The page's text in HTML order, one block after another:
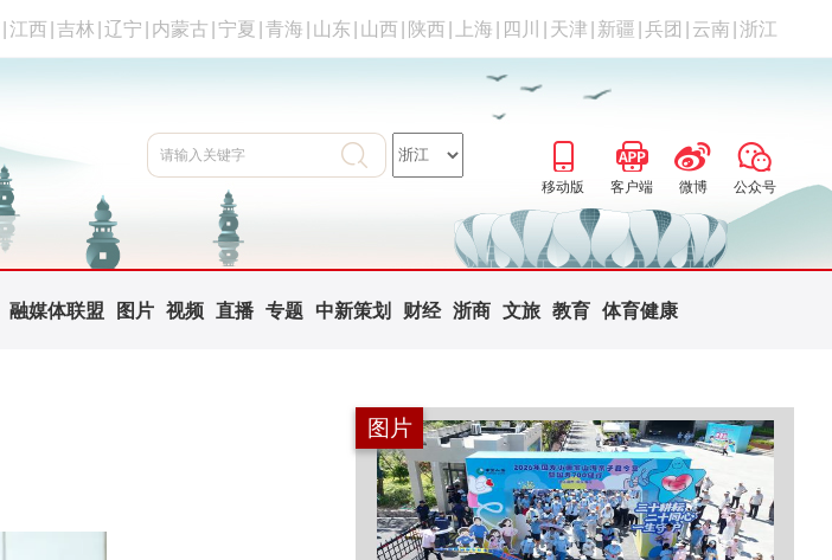
江西 吉林 辽宁 内蒙古 宁夏 青海 山东 山西 陕西 上海 四川 天津 新疆 兵团 云南 浙江
移动版 客户端 微博 公众号
融媒体联盟 图片 视频 直播 专题 中新策划 财经 浙商 文旅 教育 体育健康
图片